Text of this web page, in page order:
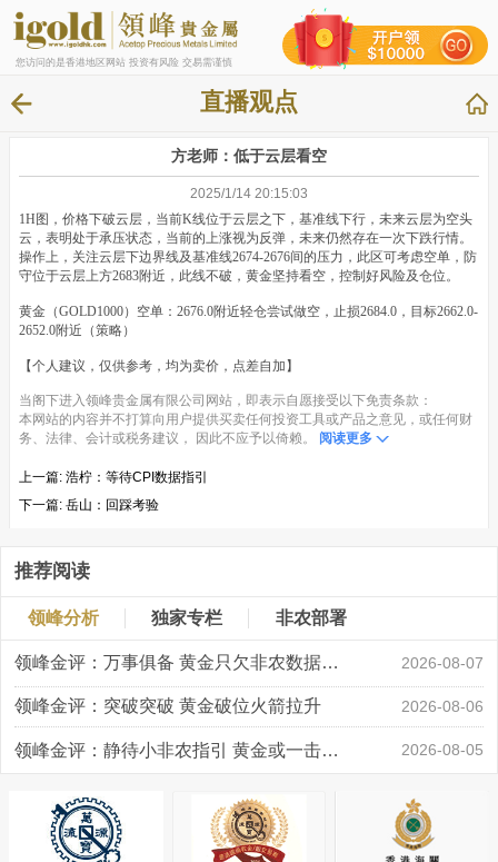
您访问的是香港地区网站 投资有风险 交易需谨慎
直播观点
方老师：低于云层看空
2025/1/14 20:15:03
1H图，价格下破云层，当前K线位于云层之下，基准线下行，未来云层为空头
云，表明处于承压状态，当前的上涨视为反弹，未来仍然存在一次下跌行情。
操作上，关注云层下边界线及基准线2674-2676间的压力，此区可考虑空单，防
守位于云层上方2683附近，此线不破，黄金坚持看空，控制好风险及仓位。
黄金（GOLD1000）空单：2676.0附近轻仓尝试做空，止损2684.0，目标2662.0-
2652.0附近（策略）
【个人建议，仅供参考，均为卖价，点差自加】
当阁下进入领峰贵金属有限公司网站，即表示自愿接受以下免责条款：
本网站的内容并不打算向用户提供买卖任何投资工具或产品之意见，或任何财
务、法律、会计或税务建议， 因此不应予以倚赖。
阅读更多
上一篇: 浩柠：等待CPI数据指引
下一篇: 岳山：回踩考验
推荐阅读
领峰分析 独家专栏 非农部署
领峰金评：万事俱备 黄金只欠非农数据“东风” 2026-08-07
领峰金评：突破突破 黄金破位火箭拉升 2026-08-06
领峰金评：静待小非农指引 黄金或一击破局 2026-08-05